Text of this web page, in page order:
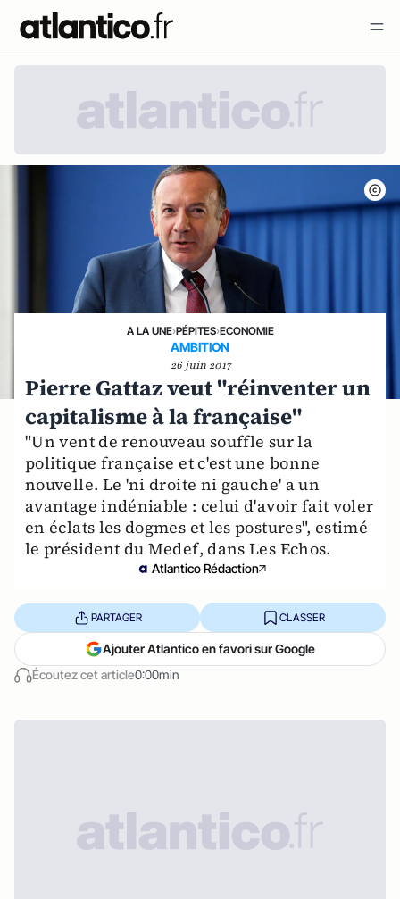
A LA UNE›PÉPITES›ECONOMIE
AMBITION
26 juin 2017
Pierre Gattaz veut "réinventer un
capitalisme à la française"
"Un vent de renouveau souffle sur la
politique française et c'est une bonne
nouvelle. Le 'ni droite ni gauche' a un
avantage indéniable : celui d'avoir fait voler
en éclats les dogmes et les postures", estimé
le président du Medef, dans Les Echos.
Atlantico Rédaction
Écoutez cet article0:00min
PARTAGER CLASSER
Ajouter Atlantico en favori sur Google